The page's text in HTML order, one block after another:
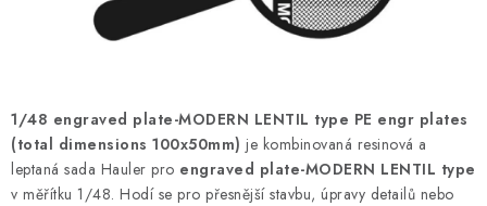
Doprava a platba
Obchodní podmínky
1/48 engraved plate-MODERN LENTIL type PE engr plates
(total dimensions 100x50mm) je kombinovaná resinová a
leptaná sada Hauler pro engraved plate-MODERN LENTIL type
v měřítku 1/48. Hodí se pro přesnější stavbu, úpravy detailů nebo